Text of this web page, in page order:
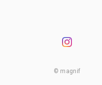
© magnif